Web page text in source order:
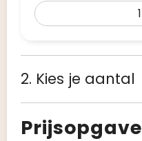
1
2. Kies je aantal
Prijsopgave